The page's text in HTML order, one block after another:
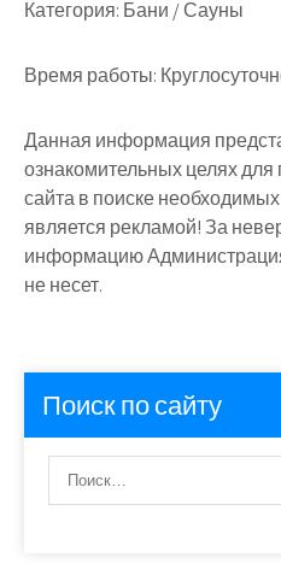
Категория: Бани / Сауны
Время работы:
Данная информация
ознакомительных целях
сайта в поиске
является рекламой! За
информацию
не несет.
Поиск по сайту